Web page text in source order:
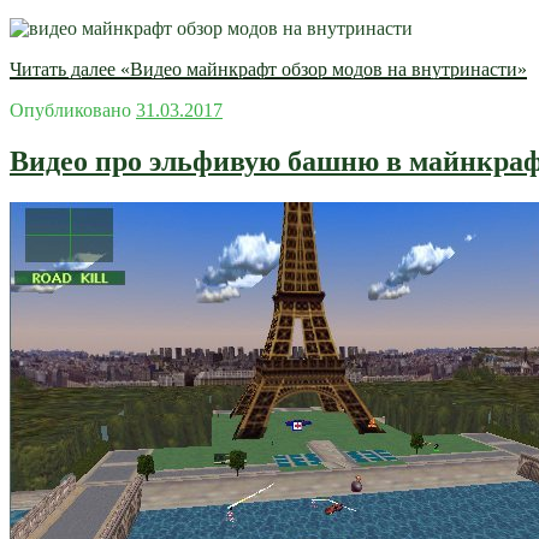
Читать далее «Видео майнкрафт обзор модов на внутринасти»
Опубликовано 31.03.2017
Видео про эльфивую башню в